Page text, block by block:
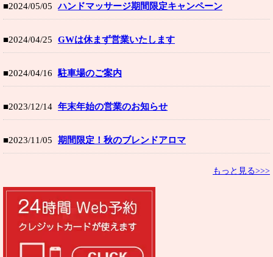
■2024/05/05 ハンドマッサージ期間限定キャンペーン
■2024/04/25 GWは休まず営業いたします
■2024/04/16 駐車場のご案内
■2023/12/14 年末年始の営業のお知らせ
■2023/11/05 期間限定！秋のブレンドアロマ
もっと見る>>>